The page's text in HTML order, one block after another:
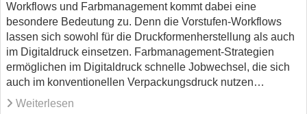
Workflows und Farbmanagement kommt dabei eine
besondere Bedeutung zu. Denn die Vorstufen-Workflows
lassen sich sowohl für die Druckformenherstellung als auch
im Digitaldruck einsetzen. Farbmanagement-Strategien
ermöglichen im Digitaldruck schnelle Jobwechsel, die sich
auch im konventionellen Verpackungsdruck nutzen…
Weiterlesen